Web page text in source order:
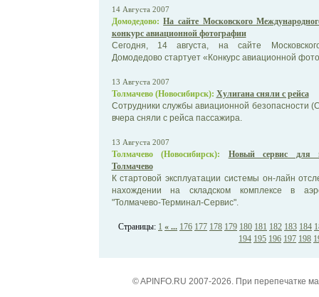
14 Августа 2007
Домодедово: На сайте Московского
конкурс авиационной фотографии
Сегодня, 14 августа, на сайте
Домодедово стартует «Конкурс авиационной
13 Августа 2007
Толмачево (Новосибирск): Хулигана сняли с рейса
Сотрудники службы авиационной безопасности
вчера сняли с рейса пассажира.
13 Августа 2007
Толмачево (Новосибирск):
Новый сервис для
Толмачево
К стартовой эксплуатации системы он-лайн
нахождении на складском комплексе в
"Толмачево-Терминал-Сервис".
Страницы: 1 « ... 176 177 178 179 180 181 182 183 184
194 195 196 197 198
© APINFO.RU 2007-2026. При перепечатке